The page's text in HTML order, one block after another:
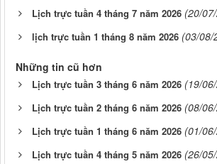
Lịch trực tuần 4 tháng 7 năm 2026 (20/
lịch trực tuần 1 tháng 8 năm 2026 (03/08/
Những tin cũ hơn
Lịch trực tuần 3 tháng 6 năm 2026 (19/
Lịch trực tuần 2 tháng 6 năm 2026 (08/
Lịch trực tuần 1 tháng 6 năm 2026 (01/
Lịch trực tuần 4 tháng 5 năm 2026 (26/